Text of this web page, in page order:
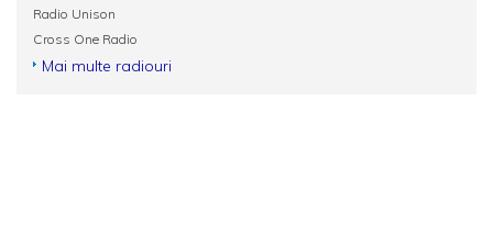
Radio Unison
Cross One Radio
Mai multe radiouri